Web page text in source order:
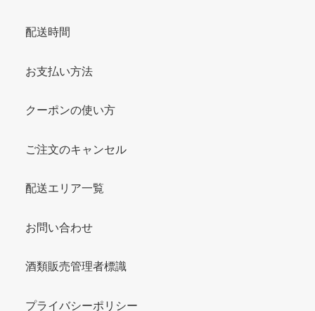
配送時間
お支払い方法
クーポンの使い方
ご注文のキャンセル
配送エリア一覧
お問い合わせ
酒類販売管理者標識
プライバシーポリシー